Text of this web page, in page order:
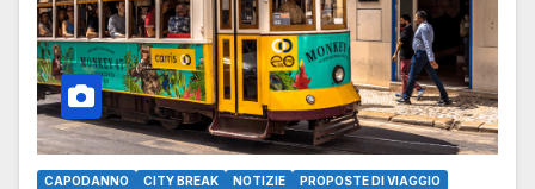
CAPODANNO CITY BREAK NOTIZIE
PROPOSTE DI VIAGGIO